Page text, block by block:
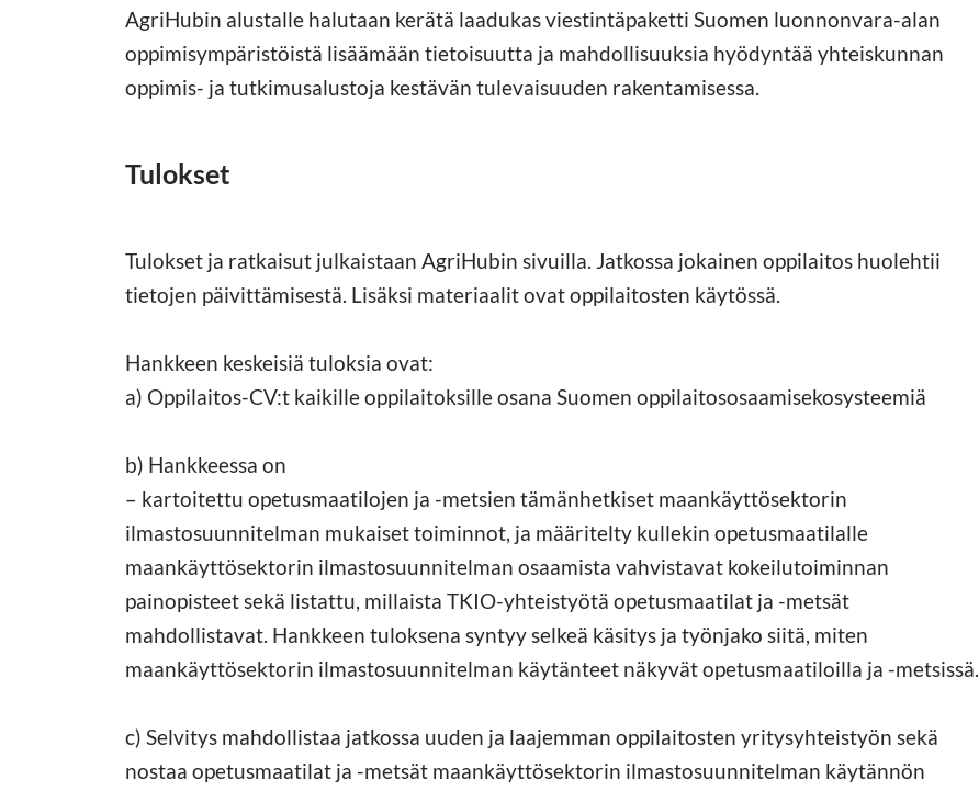
AgriHubin alustalle halutaan kerätä laadukas viestintäpaketti Suomen luonnonvara-alan
oppimisympäristöistä lisäämään tietoisuutta ja mahdollisuuksia hyödyntää yhteiskunnan
oppimis- ja tutkimusalustoja kestävän tulevaisuuden rakentamisessa.
Tulokset
Tulokset ja ratkaisut julkaistaan AgriHubin sivuilla. Jatkossa jokainen oppilaitos huolehtii
tietojen päivittämisestä. Lisäksi materiaalit ovat oppilaitosten käytössä.
Hankkeen keskeisiä tuloksia ovat:
a) Oppilaitos-CV:t kaikille oppilaitoksille osana Suomen oppilaitososaamisekosysteemiä
b) Hankkeessa on
– kartoitettu opetusmaatilojen ja -metsien tämänhetkiset maankäyttösektorin
ilmastosuunnitelman mukaiset toiminnot, ja määritelty kullekin opetusmaatilalle
maankäyttösektorin ilmastosuunnitelman osaamista vahvistavat kokeilutoiminnan
painopisteet sekä listattu, millaista TKIO-yhteistyötä opetusmaatilat ja -metsät
mahdollistavat. Hankkeen tuloksena syntyy selkeä käsitys ja työnjako siitä, miten
maankäyttösektorin ilmastosuunnitelman käytänteet näkyvät opetusmaatiloilla ja -metsissä.
c) Selvitys mahdollistaa jatkossa uuden ja laajemman oppilaitosten yritysyhteistyön sekä
nostaa opetusmaatilat ja -metsät maankäyttösektorin ilmastosuunnitelman käytännön